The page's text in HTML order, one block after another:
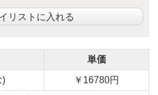
リストに入れる
単価
) ￥16780円